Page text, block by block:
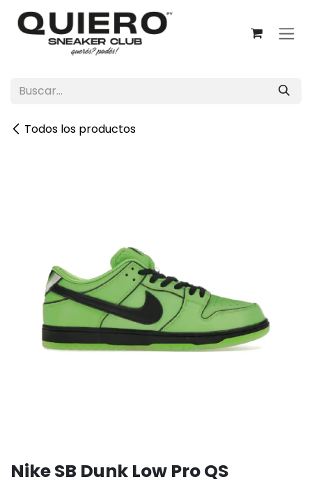
Ir al contenido
Todos los productos
Nike SB Dunk Low Pro QS